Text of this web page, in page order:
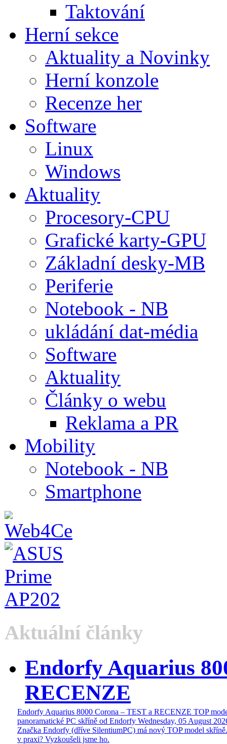
Taktování
Herní sekce
Aktuality a Novinky
Herní konzole
Recenze her
Software
Linux
Windows
Aktuality
Procesory-CPU
Grafické karty-GPU
Základní desky-MB
Periferie
Notebook - NB
ukládání dat-média
Software
Aktuality
Články o webu
Reklama a PR
Mobility
Notebook - NB
Smartphone
Aktuální články
Endorfy Aquarius
RECENZE
Endorfy Aquarius 8000 Corona – TEST a RECENZE TOP
panoramatické PC skříně od Endorfy Wednesday, 05 August
Značka Endorfy (dříve SilentiumPC) má nový TOP model
v praxi? Vyzkoušeli jsme ho.